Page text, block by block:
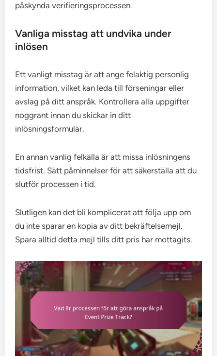
påskynda verifieringsprocessen.
Vanliga misstag att undvika under
inlösen
Ett vanligt misstag är att ange felaktig personlig
information, vilket kan leda till förseningar eller
avslag på ditt anspråk. Kontrollera alla uppgifter
noggrant innan du skickar in ditt
inlösningsformulär.
En annan vanlig felkälla är att missa inlösningens
tidsfrist. Sätt påminnelser för att säkerställa att du
slutför processen i tid.
Slutligen kan det bli komplicerat att följa upp om
du inte sparar en kopia av ditt bekräftelsemejl.
Spara alltid detta mejl tills ditt pris har mottagits.